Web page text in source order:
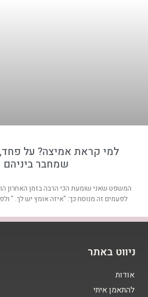
למי קראת אמיצה? על
שמחבר ביניהם
המשפט שאני שומעת הכי הרבה בזמן האחרון
לפעמים זה מנוסח כך: "איזה אומץ יש לך. "
ניווט באתר
אודות
להתאמן איתי